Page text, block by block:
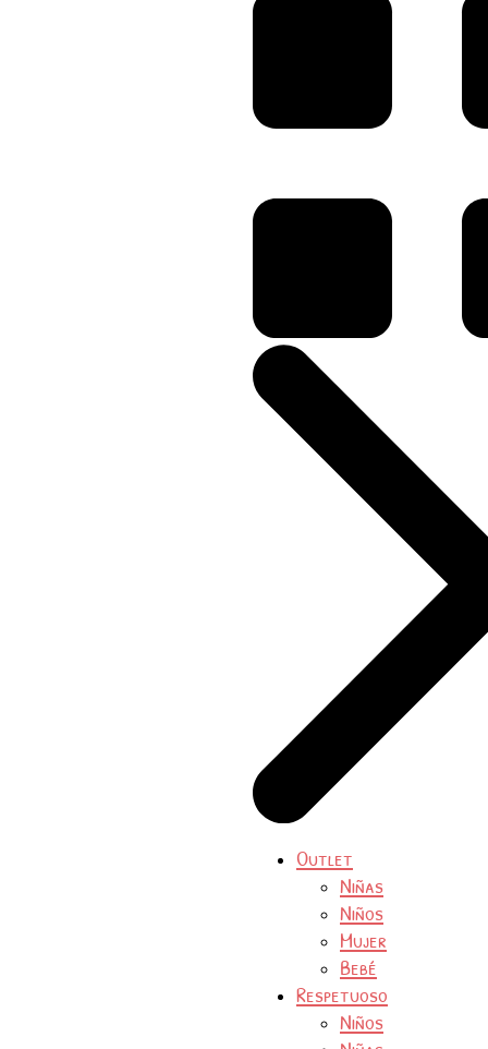
Outlet
Niñas
Niños
Mujer
Bebé
Respetuoso
Niños